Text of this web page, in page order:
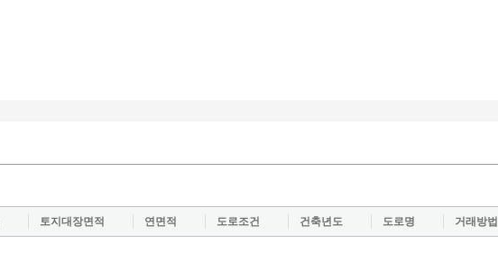
토지대장면적 연면적 도로조건 건축년도 도로명 거래방법